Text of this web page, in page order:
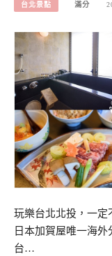
台北景點 滿分
玩樂台北北投，一定
日本加賀屋唯一海
台…